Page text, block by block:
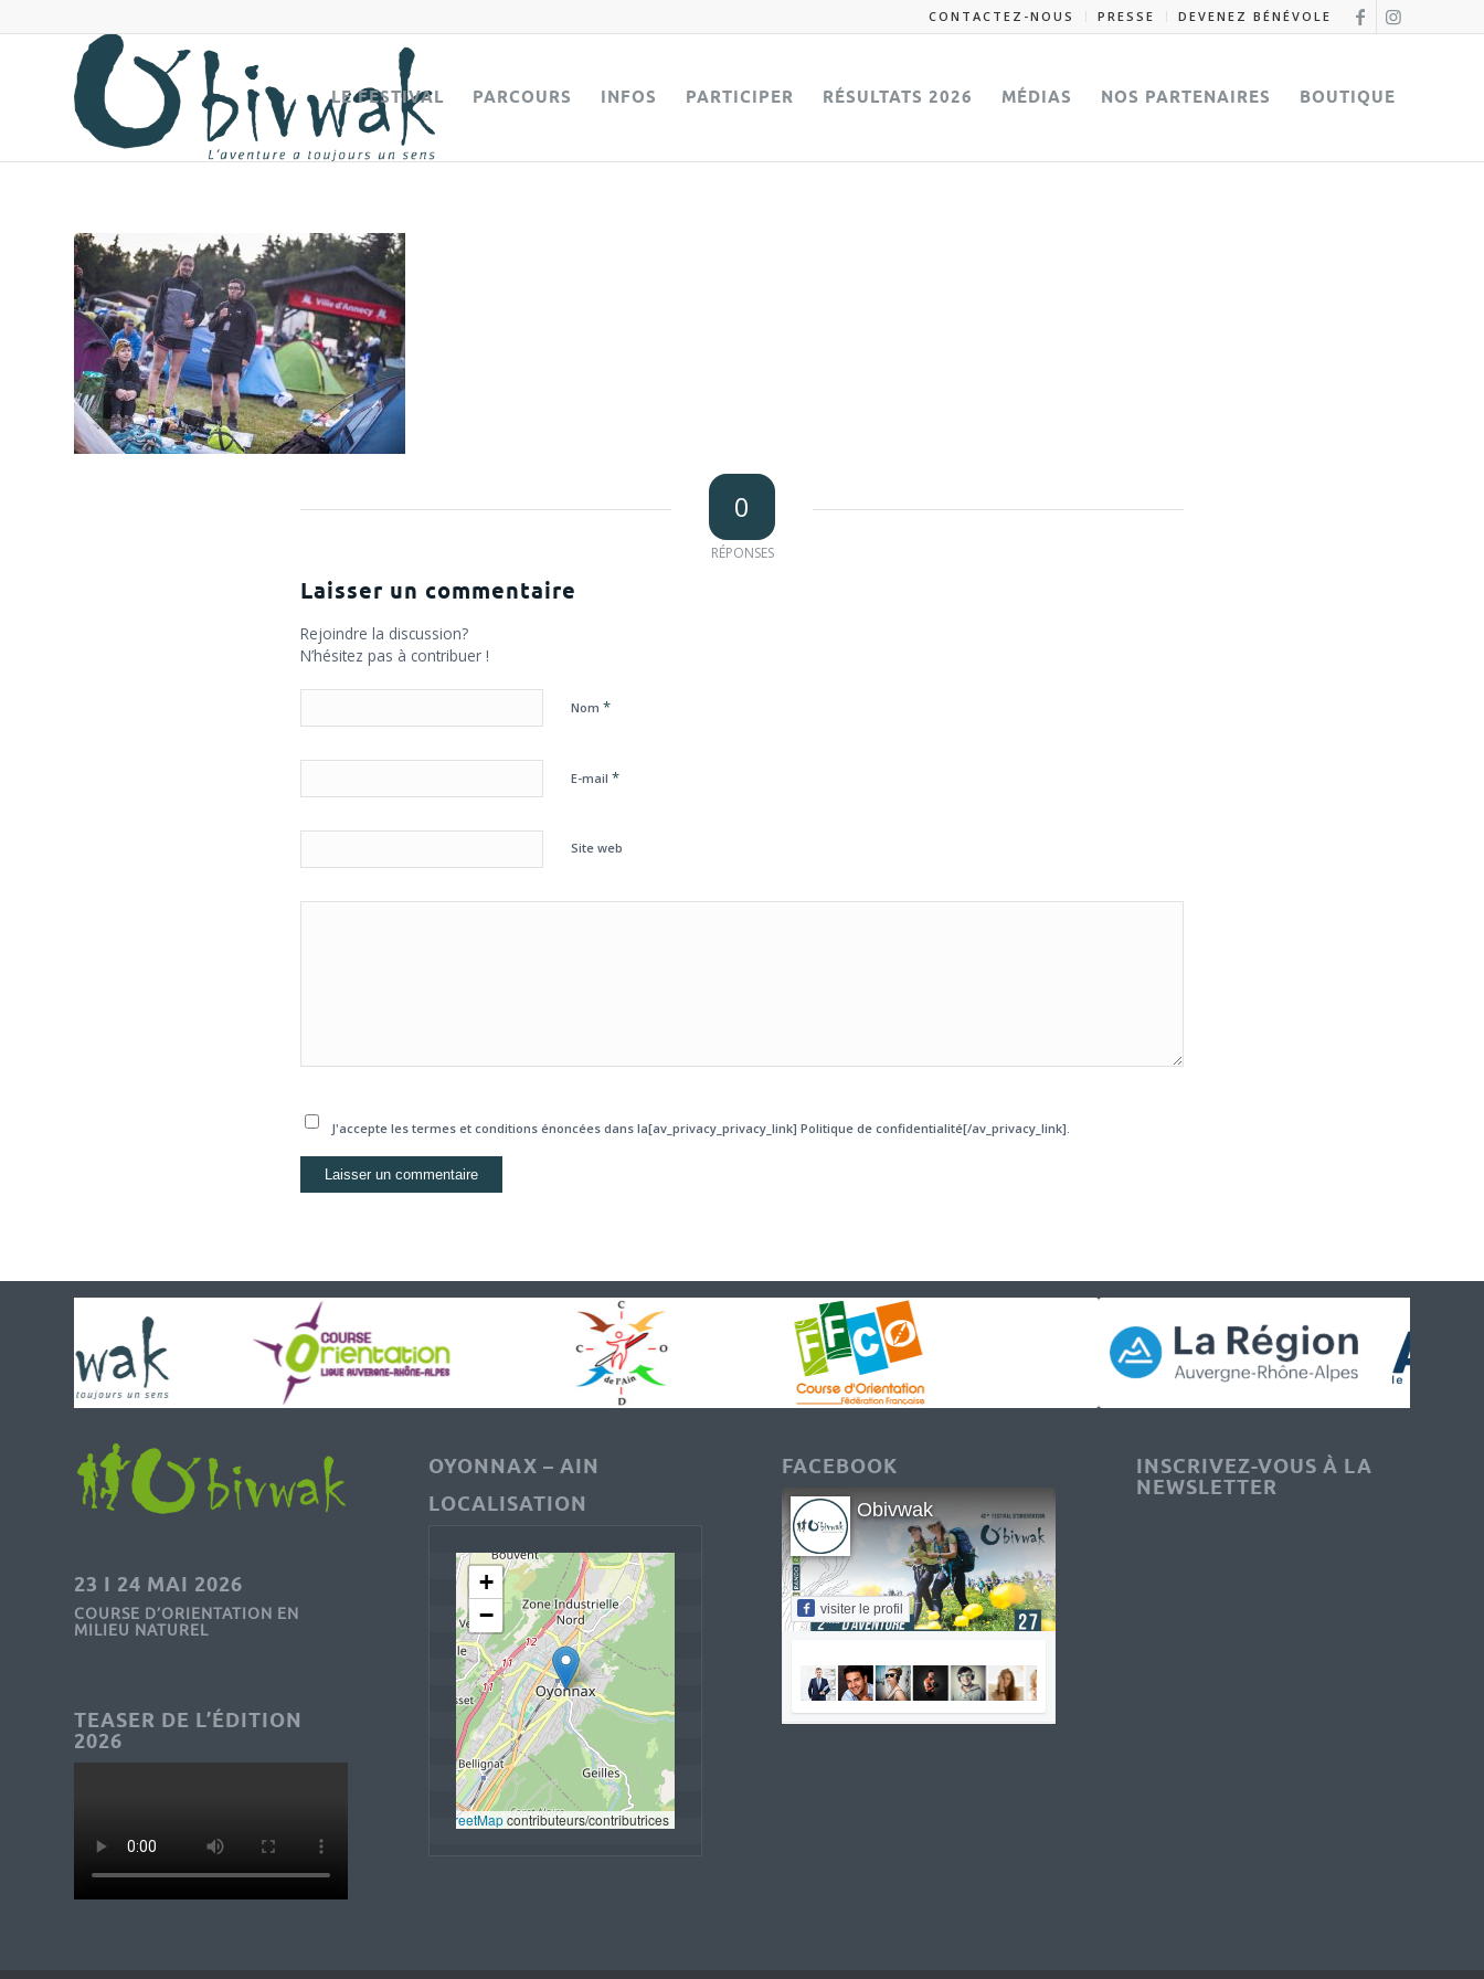
CONTACTEZ-NOUS PRESSE DEVENEZ BÉNÉVOLE
LE FESTIVAL PARCOURS INFOS PARTICIPER RÉSULTATS 2026 MÉDIAS NOS PARTENAIRES BOUTIQUE
0
RÉPONSES
Laisser un commentaire
Rejoindre la discussion?
N’hésitez pas à contribuer !
Nom *
E-mail *
Site web
J'accepte les termes et conditions énoncées dans la[av_privacy_privacy_link] Politique de confidentialité[/av_privacy_link].
23 I 24 MAI 2026
COURSE D’ORIENTATION EN
MILIEU NATUREL
TEASER DE L’ÉDITION
2026
OYONNAX – AIN
LOCALISATION
+
−
OpenStreetMap contributeurs/contributrices
FACEBOOK
Obivwak
visiter le profil
INSCRIVEZ-VOUS À LA
NEWSLETTER